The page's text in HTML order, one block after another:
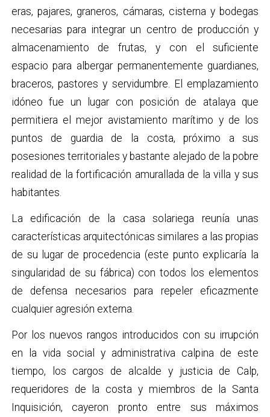
eras, pajares, graneros, cámaras, cisterna y bodegas
necesarias para integrar un centro de producción y
almacenamiento de frutas, y con el suficiente
espacio para albergar permanentemente guardianes,
braceros, pastores y servidumbre. El emplazamiento
idóneo fue un lugar con posición de atalaya que
permitiera el mejor avistamiento marítimo y de los
puntos de guardia de la costa, próximo a sus
posesiones territoriales y bastante alejado de la pobre
realidad de la fortificación amurallada de la villa y sus
habitantes.
La edificación de la casa solariega reunía unas
características arquitectónicas similares a las propias
de su lugar de procedencia (este punto explicaría la
singularidad de su fábrica) con todos los elementos
de defensa necesarios para repeler eficazmente
cualquier agresión externa.
Por los nuevos rangos introducidos con su irrupción
en la vida social y administrativa calpina de este
tiempo, los cargos de alcalde y justicia de Calp,
requeridores de la costa y miembros de la Santa
Inquisición, cayeron pronto entre sus máximos